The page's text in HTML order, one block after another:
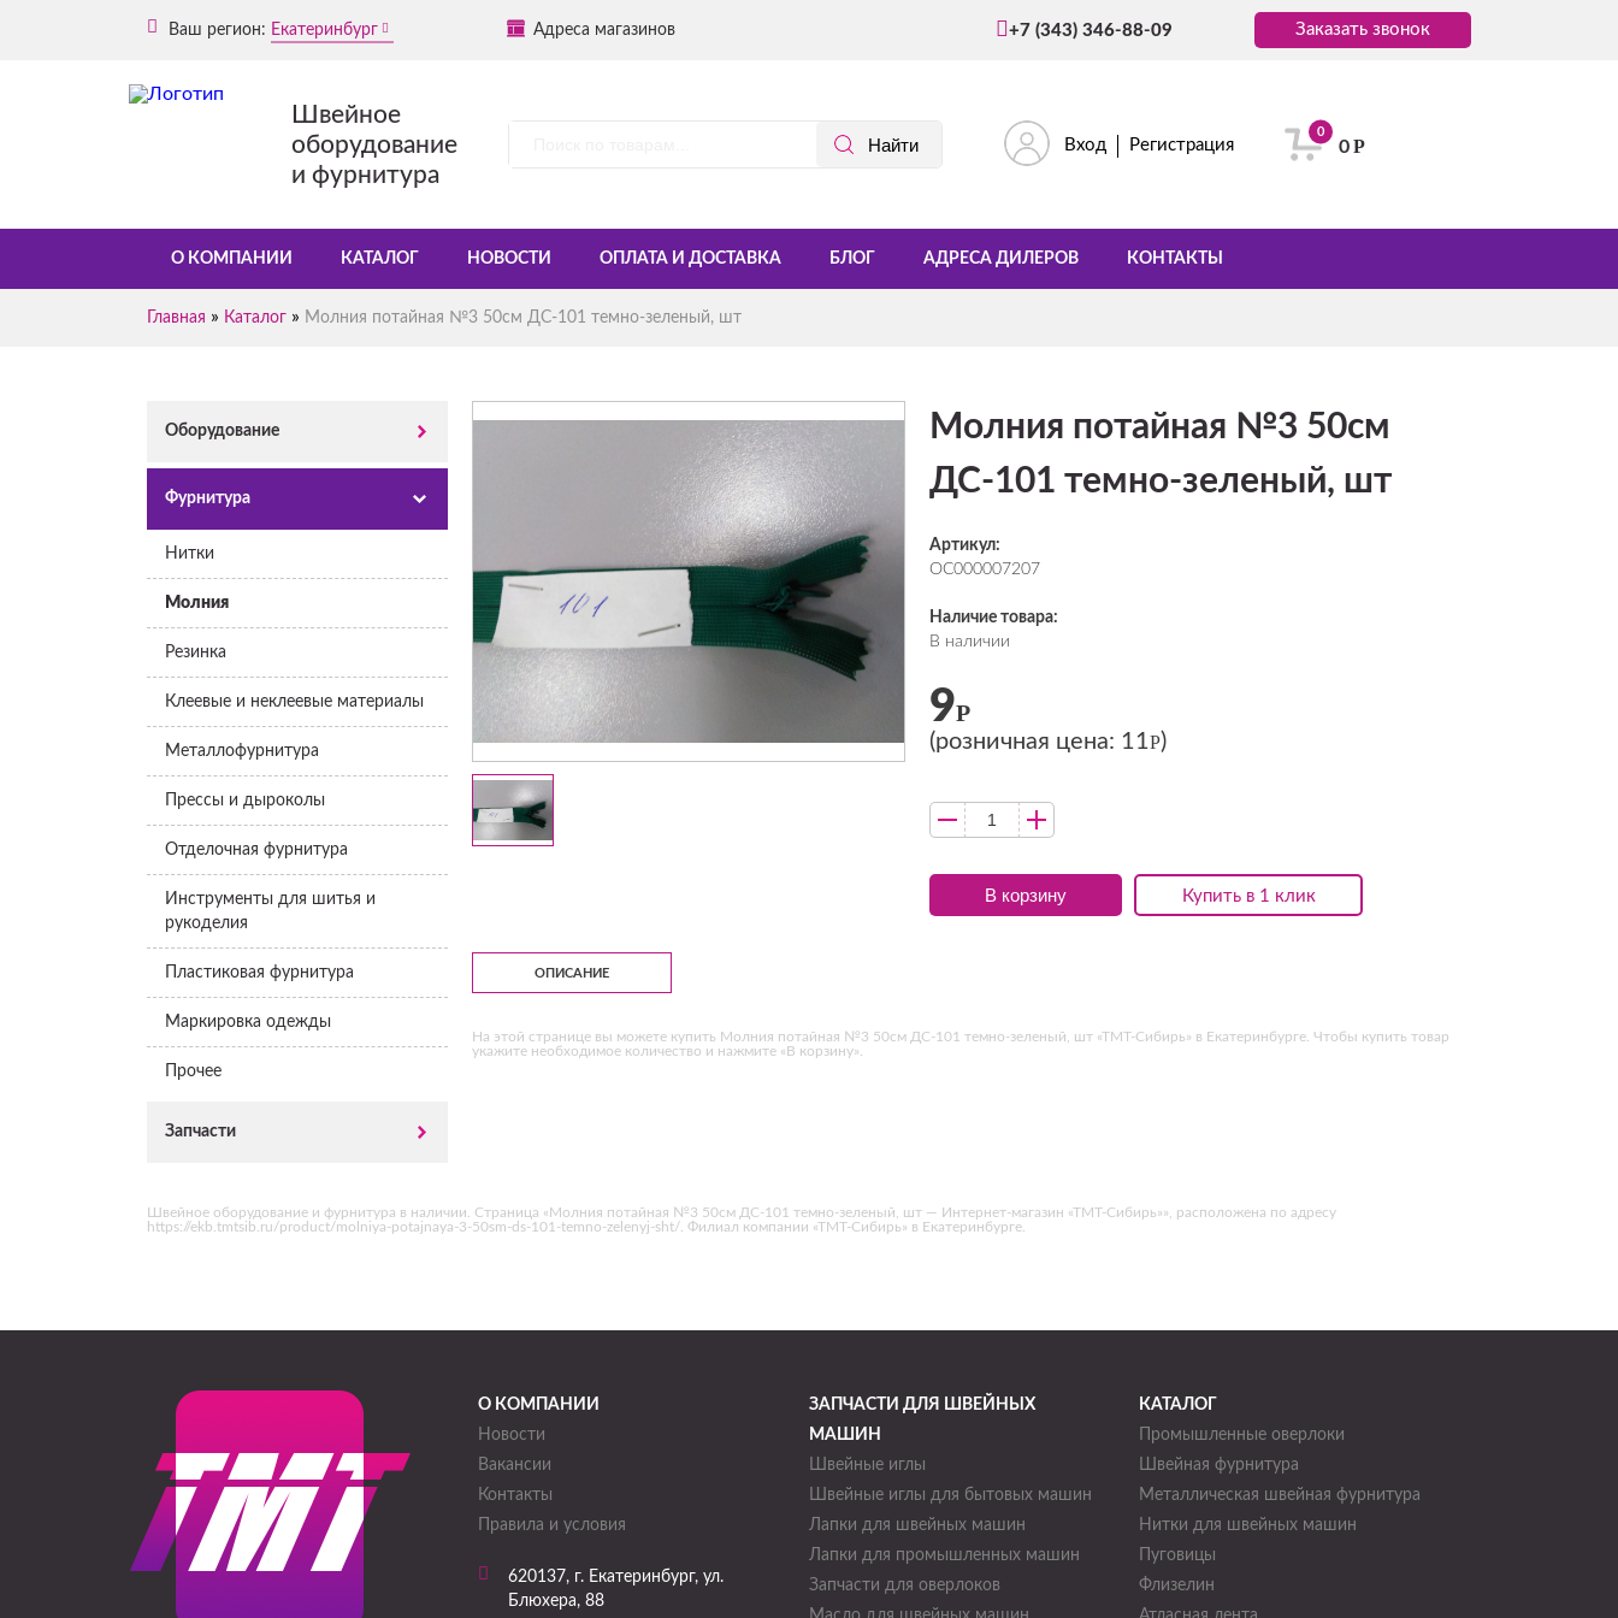
Ваш регион: Екатеринбург Адреса магазинов +7 (343) 346-88-09 Заказать звонок
Швейное
оборудование
и фурнитура
Вход Регистрация
0
0Р
О КОМПАНИИ КАТАЛОГ НОВОСТИ ОПЛАТА И ДОСТАВКА БЛОГ АДРЕСА ДИЛЕРОВ КОНТАКТЫ
Главная » Каталог » Молния потайная №3 50см ДС-101 темно-зеленый, шт
Оборудование
Фурнитура
Нитки
Молния
Резинка
Клеевые и неклеевые материалы
Металлофурнитура
Прессы и дыроколы
Отделочная фурнитура
Инструменты для шитья и
рукоделия
Пластиковая фурнитура
Маркировка одежды
Прочее
Запчасти
Молния потайная №3 50см
ДС-101 темно-зеленый, шт
Артикул:
ОС000007207
Наличие товара:
В наличии
Купить в 1 клик
9Р
(розничная цена: 11Р)
В корзину
ОПИСАНИЕ
На этой странице вы можете купить Молния потайная №3 50см ДС-101 темно-зеленый, шт «ТМТ-Сибирь» в Екатеринбурге. Чтобы купить товар
укажите необходимое количество и нажмите «В корзину».
Швейное оборудование и фурнитура в наличии. Страница «Молния потайная №3 50см ДС-101 темно-зеленый, шт — Интернет-магазин «ТМТ-Сибирь»», расположена по адресу
https://ekb.tmtsib.ru/product/molniya-potajnaya-3-50sm-ds-101-temno-zelenyj-sht/. Филиал компании «ТМТ-Сибирь» в Екатеринбурге.
О КОМПАНИИ
Новости
Вакансии
Контакты
Правила и условия
620137, г. Екатеринбург, ул.
Блюхера, 88
ЗАПЧАСТИ ДЛЯ ШВЕЙНЫХ
МАШИН
Швейные иглы
Швейные иглы для бытовых машин
Лапки для швейных машин
Лапки для промышленных машин
Запчасти для оверлоков
КАТАЛОГ
Промышленные оверлоки
Швейная фурнитура
Металлическая швейная фурнитура
Нитки для швейных машин
Пуговицы
Флизелин